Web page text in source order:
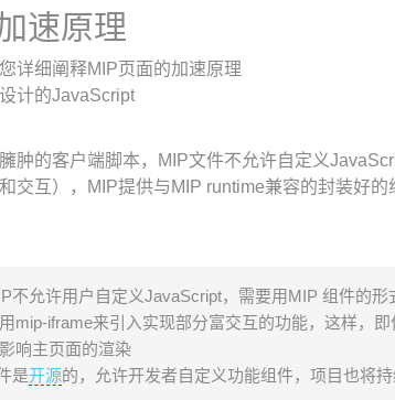
速原理
详细阐释MIP页面的加速原理
计的JavaScript
肿的客户端脚本，MIP文件不允许自定义
交互），MIP提供与MIP runtime兼容的封装好的
不允许用户自定义JavaScript，需要用MIP 组件的
mip-iframe来引入实现部分富交互的功能，这样，
响主页面的渲染
是开源的，允许开发者自定义功能组件，项目也将